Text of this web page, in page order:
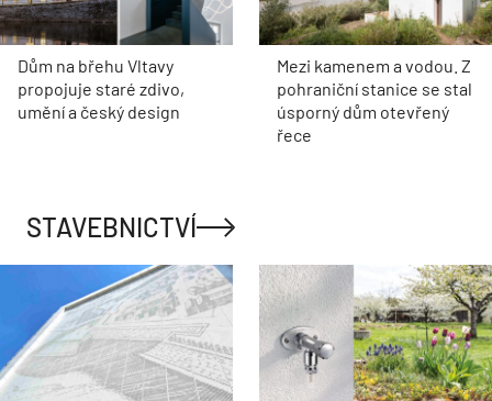
Dům na břehu Vltavy
propojuje staré zdivo,
umění a český design
Mezi kamenem a vodou. Z
pohraniční stanice se stal
úsporný dům otevřený
řece
STAVEBNICTVÍ